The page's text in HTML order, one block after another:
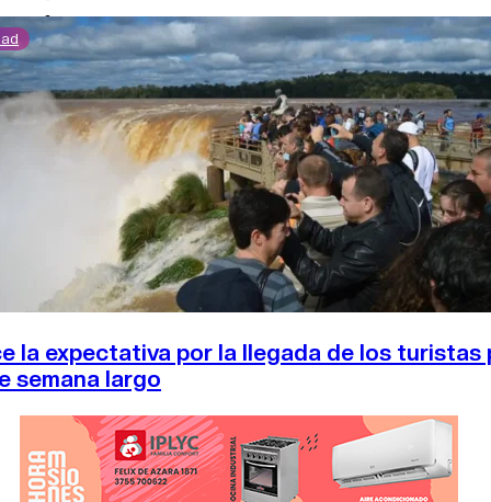
ECONOMÍA
POLÍTICA
CAMBIO CLIMÁTICO
DATA FIRME
DE LA TRIBUNA TV
la expectativa por la llegada de los turistas
semana largo